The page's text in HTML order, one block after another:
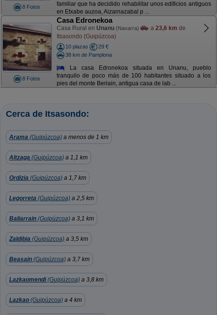
8 Fotos
familiar que ha decidido rehabilitar unos edificios antiguos
en Etxabe auzoa, Aizarnazabal p ...
8 Fotos
Casa Edronekoa
Casa Rural en Unanu (Navarra) a 23,6 km de
Itsasondo (Guipúzcoa)
10 plazas
29 €
38 km de Pamplona
La casa Edronekoa situada en Unanu, pueblo
tranquilo de poco más de 100 habitantes situado a los
pies del monte Beriain, antigua casa de lab ...
Cerca de Itsasondo:
Arama (Guipúzcoa) a menos de 1 km
Altzaga (Guipúzcoa) a 1,1 km
Ordizia (Guipúzcoa) a 1,7 km
Legorreta (Guipúzcoa) a 2,5 km
Baliarrain (Guipúzcoa) a 3,1 km
Zaldibia (Guipúzcoa) a 3,5 km
Beasain (Guipúzcoa) a 3,7 km
Lazkaomendi(Guipúzcoa) a 3,8 km
Lazkao (Guipúzcoa) a 4 km